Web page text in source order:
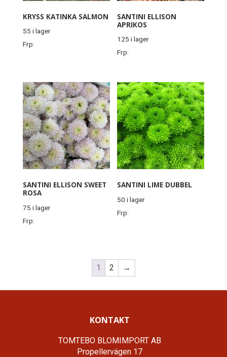
KRYSS KATINKA SALMON
55 i lager
Frp:
SANTINI ELLISON
APRIKOS
125 i lager
Frp:
SANTINI ELLISON SWEET
ROSA
75 i lager
Frp:
SANTINI LIME DUBBEL
50 i lager
Frp:
1 2 →
KONTAKT
TOMTEBO BLOMIMPORT AB
Propellervägen 17